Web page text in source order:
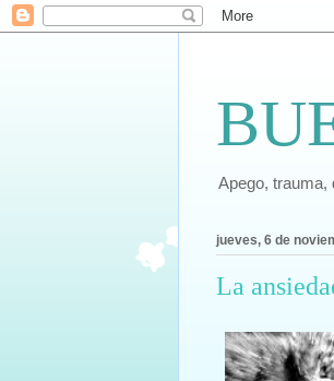
Apego, trauma,
jueves, 6 de
La